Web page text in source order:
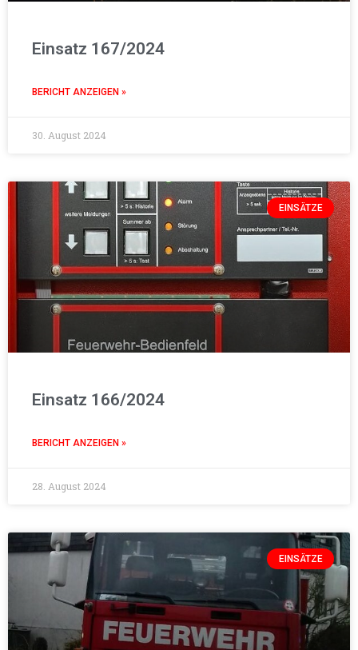
Einsatz 167/2024
BERICHT ANZEIGEN »
30. August 2024
EINSÄTZE
Einsatz 166/2024
BERICHT ANZEIGEN »
28. August 2024
EINSÄTZE